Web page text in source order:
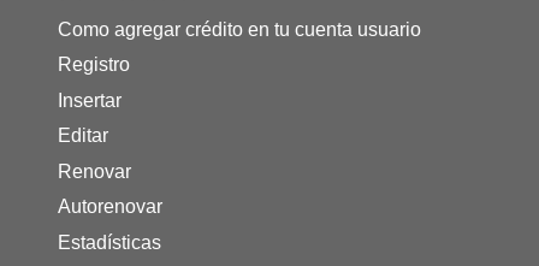
Como agregar crédito en tu cuenta usuario
Registro
Insertar
Editar
Renovar
Autorenovar
Estadísticas